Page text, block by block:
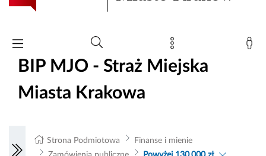
BIP MJO - Straż Miejska
Miasta Krakowa
Strona Podmiotowa
Finanse i mienie